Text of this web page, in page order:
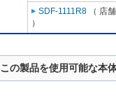
SDF-1111R8 （ 店
）
この製品を使用可能な本